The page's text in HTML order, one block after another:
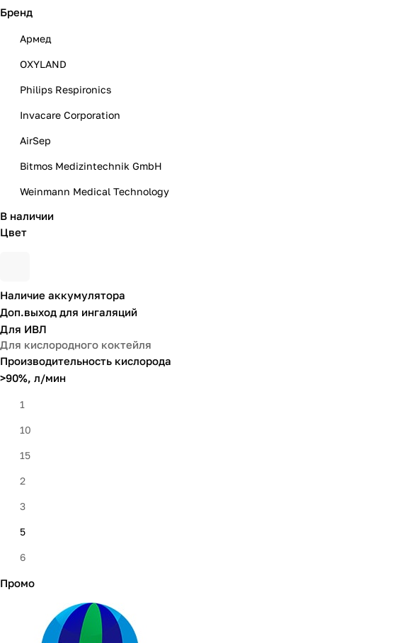
Бренд
Армед
OXYLAND
Philips Respironics
Invacare Corporation
AirSep
Bitmos Medizintechnik GmbH
Weinmann Medical Technology
MED-MOS
Unomedical
Scaleo Medical
Atmung
Nidek Medical Products
FlexiCare Medical Ltd.
DeVilbiss Healthcare LLC
Shenyang Canta Medical Tech
Longfian
Wellgo
Stegler
В наличии
Цвет
Наличие аккумулятора
Доп.выход для ингаляций
Для ИВЛ
Для кислородного коктейля
Производительность кислорода
>90%, л/мин
1
10
15
2
3
5
6
8
Промо